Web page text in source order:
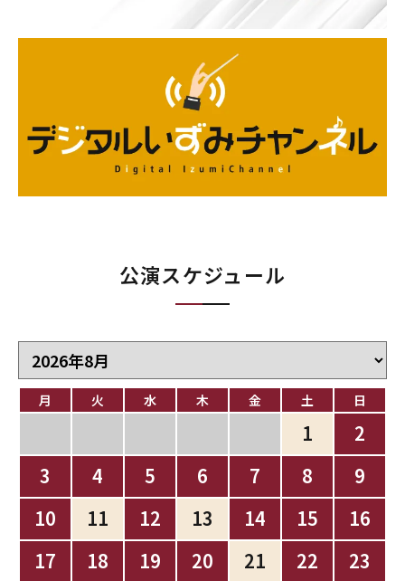
公演スケジュール
月 火 水 木 金 土 日
1
2
3
4 5 6 7 8
9
10
11 12 13 14 15
16
17
18 19 20 21 22 23